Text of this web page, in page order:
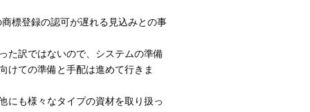
標登録の認可が遅れる見込みとの事
た訳ではないので、システムの準備
けての準備と手配は進めて行きま
にも様々なタイプの資材を取り扱っ